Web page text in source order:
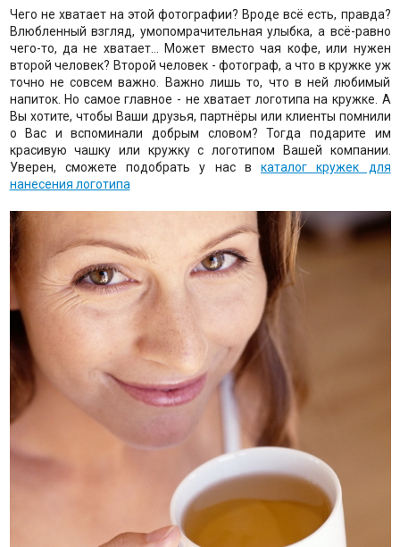
Чего не хватает на этой фотографии? Вроде всё есть, правда?
Влюбленный взгляд, умопомрачительная улыбка, а всё-равно
чего-то, да не хватает... Может вместо чая кофе, или нужен
второй человек? Второй человек - фотограф, а что в кружке уж
точно не совсем важно. Важно лишь то, что в ней любимый
напиток. Но самое главное - не хватает логотипа на кружке. А
Вы хотите, чтобы Ваши друзья, партнёры или клиенты помнили
о Вас и вспоминали добрым словом? Тогда подарите им
красивую чашку или кружку с логотипом Вашей компании.
Уверен, сможете подобрать у нас в каталог кружек для
нанесения логотипа